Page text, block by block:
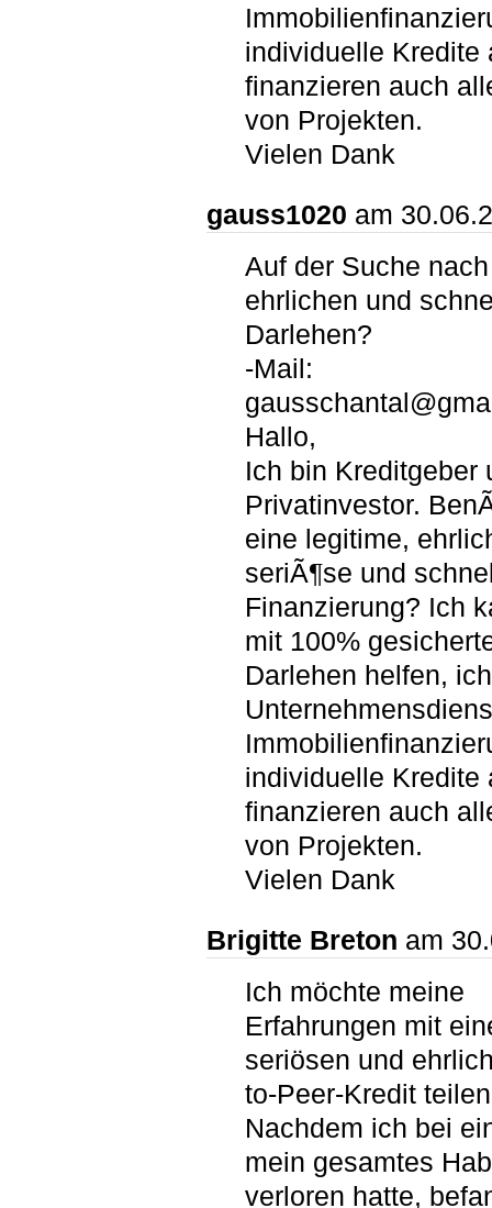
individuelle Kredite
finanzieren auch
von Projekten.
Vielen Dank
gauss1020 am
Auf der Suche
ehrlichen und
Darlehen?
-Mail:
Hallo,
Ich bin Kreditgeber
Privatinvestor.
eine legitime,
seriÃ¶se und
Finanzierung? Ich
mit 100%
Darlehen helfen,
individuelle Kredite
finanzieren auch
von Projekten.
Vielen Dank
Brigitte Breton am
Ich möchte meine
Erfahrungen mit
seriösen und
to-Peer-Kredit
Nachdem ich bei
mein gesamtes
verloren hatte,